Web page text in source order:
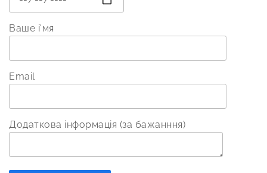
Ваше і'мя
Email
Додаткова інформація (за бажанння)